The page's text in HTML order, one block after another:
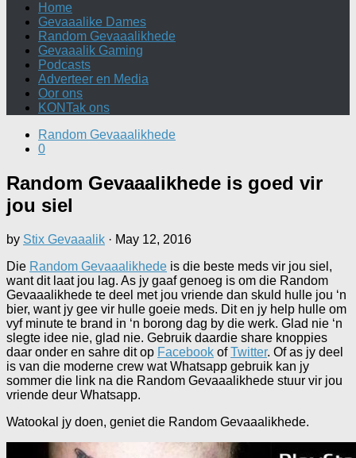
Home
Gevaaalike Dames
Random Gevaaalikhede
Gevaaalik Gaming
Podcasts
Adverteer en Media
Oor ons
KONTak ons
Random Gevaaalikhede
0
Random Gevaaalikhede is goed vir
jou siel
by Stix Gevaaalik · May 12, 2016
Die Random Gevaaalikhede is die beste meds vir jou siel,
want dit laat jou lag. As jy gaaf genoeg is om die Random
Gevaaalikhede te deel met jou vriende dan skuld hulle jou ‘n
bier, want jy gee vir hulle goeie meds. Dit en jy help hulle om
vyf minute te brand in ‘n borong dag by die werk. Glad nie ‘n
slegte idee nie, glad nie. Gebruik daardie share knoppies
daar onder en sahre dit op Facebook ofTwitter. Of as jy deel
is van die moderne crew wat Whatsapp gebruik kan jy
sommer die link na die Random Gevaaalikhede stuur vir jou
vriende deur Whatsapp.
Watookal jy doen, geniet die Random Gevaaalikhede.